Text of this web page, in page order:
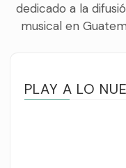
dedicado a la
musical en
PLAY A LO